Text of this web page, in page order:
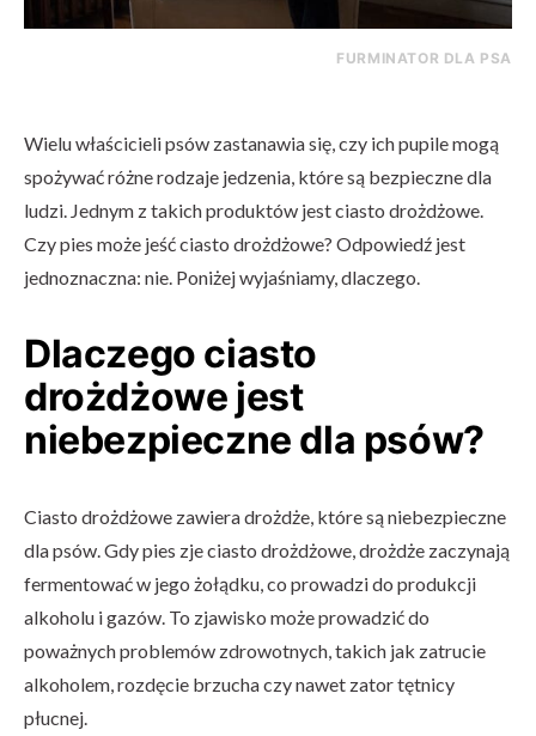
FURMINATOR DLA PSA
Wielu właścicieli psów zastanawia się, czy ich pupile mogą
spożywać różne rodzaje jedzenia, które są bezpieczne dla
ludzi. Jednym z takich produktów jest ciasto drożdżowe.
Czy pies może jeść ciasto drożdżowe? Odpowiedź jest
jednoznaczna: nie. Poniżej wyjaśniamy, dlaczego.
Dlaczego ciasto
drożdżowe jest
niebezpieczne dla psów?
Ciasto drożdżowe zawiera drożdże, które są niebezpieczne
dla psów. Gdy pies zje ciasto drożdżowe, drożdże zaczynają
fermentować w jego żołądku, co prowadzi do produkcji
alkoholu i gazów. To zjawisko może prowadzić do
poważnych problemów zdrowotnych, takich jak zatrucie
alkoholem, rozdęcie brzucha czy nawet zator tętnicy
płucnej.